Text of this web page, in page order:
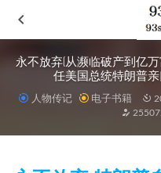
永不放弃(从濒临破产到亿
任美国总统特朗普亲
人物传记 电子书籍